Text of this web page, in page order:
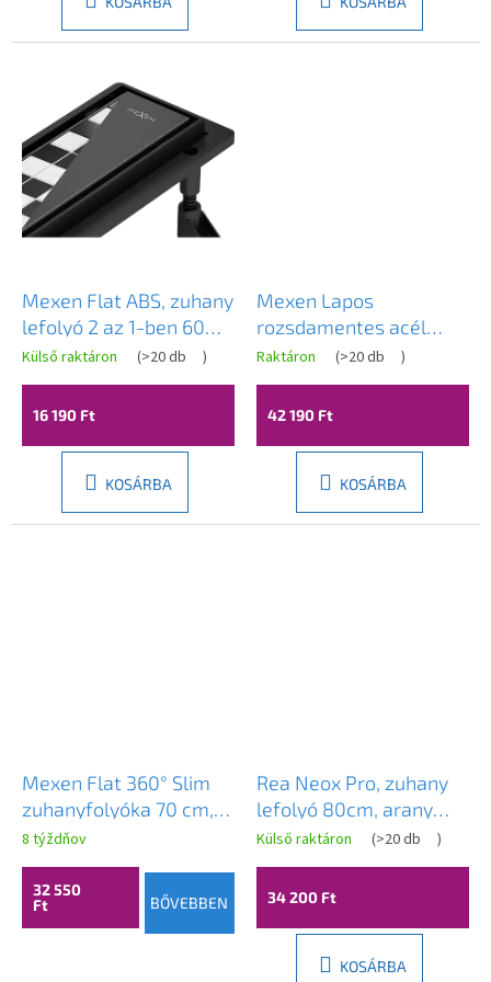
Mexen Flat ABS, zuhany
lefolyó 2 az 1-ben 60
cm, fekete matt,
1769060
Külső raktáron (>20 db )
16 190 Ft
KOSÁRBA
Mexen Lapos
rozsdamentes acél
zuhanyfolyó 160 cm
minta M13, 2 az 1-ben,
1010160
Raktáron (>20 db )
42 190 Ft
KOSÁRBA
Mexen Flat 360° Slim
zuhanyfolyóka 70 cm,
matt réz, 1C41070
8 týždňov
32 550
Ft
BŐVEBBEN
Rea Neox Pro, zuhany
lefolyó 80cm, arany
matt, REA-G2703
Külső raktáron (>20 db )
34 200 Ft
KOSÁRBA